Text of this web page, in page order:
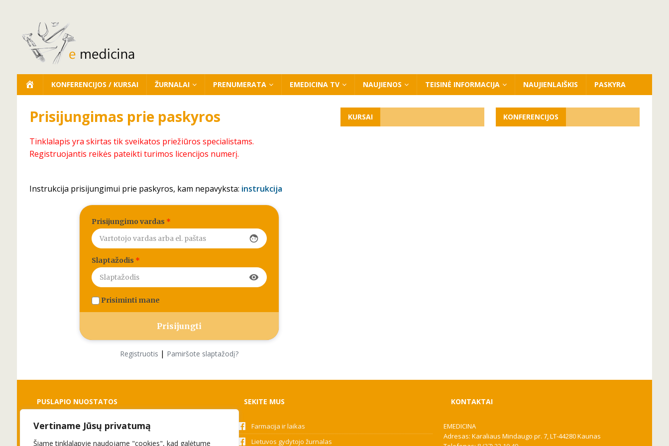
Vertiname Jūsų privatumą
Šiame tinklalapyje naudojame "cookies", kad galėtume
KONFERENCIJOS / KURSAI ŽURNALAI PRENUMERATA EMEDICINA TV NAUJIENOS TEISINĖ INFORMACIJA NAUJIENLAIŠKIS PASKYRA
Prisijungimas prie paskyros
Tinklalapis yra skirtas tik sveikatos priežiūros specialistams.
Registruojantis reikės pateikti turimos licencijos numerį.
Instrukcija prisijungimui prie paskyros, kam nepavyksta: instrukcija
Prisijungimo vardas *
face
Slaptažodis *
visibility
Prisiminti mane
Registruotis | Pamiršote slaptažodį?
KURSAI KONFERENCIJOS
PUSLAPIO NUOSTATOS
Slapukai
Privatumo politika
SEKITE MUS
Farmacija ir laikas
Lietuvos gydytojo žurnalas
KONTAKTAI
EMEDICINA
Adresas: Karaliaus Mindaugo pr. 7, LT-44280 Kaunas